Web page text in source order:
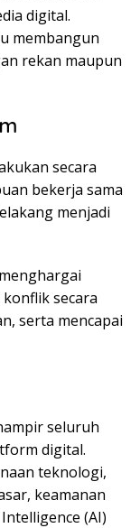
digital.
membangun
rekan maupun
secara
bekerja sama
menjadi
secara
serta mencapai
seluruh
digital.
teknologi,
keamanan
(AI)